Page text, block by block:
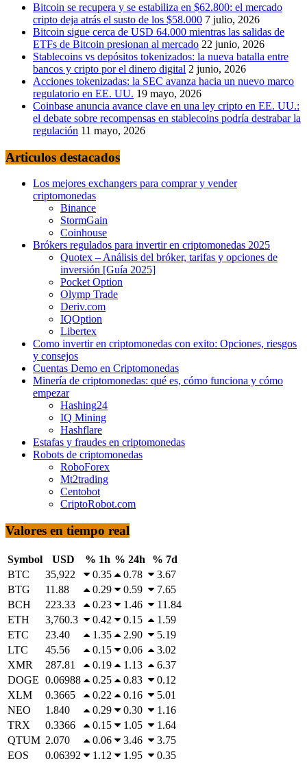
Bitcoin se recupera y se estabiliza en $62.800: el mercado
cripto deja atrás el susto de los $58.000 7 julio, 2026
Bitcoin sigue cerca de USD 64.000 mientras las salidas de
ETFs de Bitcoin presionan al mercado 22 junio, 2026
Stablecoins vs depósitos tokenizados: la nueva batalla entre
bancos y cripto por el dinero digital 2 junio, 2026
Acciones tokenizadas: la SEC avanza hacia un nuevo marco
regulatorio en EE. UU. 19 mayo, 2026
Coinbase anuncia avance clave en una ley cripto en EE. UU.:
el debate sobre recompensas en stablecoins podría destrabar la
regulación 11 mayo, 2026
Articulos destacados
Los mejores exchangers para comprar y vender
criptomonedas
Binance
StormGain
Coinhouse
Brókers regulados para invertir en criptomonedas 2025
Quotex – Análisis del bróker, tarifas y opciones de
inversión [Guía 2025]
Pocket Option
Olymp Trade
Deriv.com
IQOption
Libertex
Como invertir en criptomonedas con exito: Opciones, riesgos
y consejos
Cuentas Demo en Criptomonedas
Minería de criptomonedas: qué es, cómo funciona y cómo
empezar
Hashing24
IQ Mining
Hashflare
Estafas y fraudes en criptomonedas
Robots de criptomonedas
RoboForex
Mt2trading
Centobot
CriptoRobot.com
Valores en tiempo real
Symbol USD % 1h % 24h
% 7d
BTC
35,922 0.35 0.78
3.67
BTG
11.88 0.29 0.59
7.65
BCH
223.33 0.23 1.46
11.84
ETH
3,760.3 0.42 0.15
1.59
ETC
23.40 1.35 2.90
5.19
LTC
45.56 0.15 0.06
3.02
XMR
287.81 0.19 1.13
6.37
DOGE 0.06988 0.25 0.83
0.12
XLM
0.3665 0.22 0.16
5.01
NEO
1.840 0.29 0.30
1.16
TRX
0.3366 0.15 1.05
1.64
QTUM 2.070 0.06 3.46
3.75
EOS
0.06392 1.12 1.95 0.35